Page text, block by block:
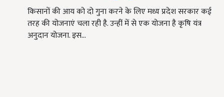
किसानों की आय को दो गुना करने के लिए मध्य प्रदेश सरकार कई
तरह की योजनाएं चला रही है. उन्हीं में से एक योजना है कृषि यंत्र
अनुदान योजना. इस…